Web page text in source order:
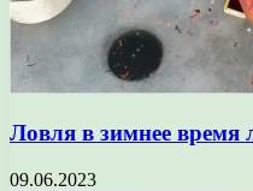
Ловля в зимнее время
09.06.2023